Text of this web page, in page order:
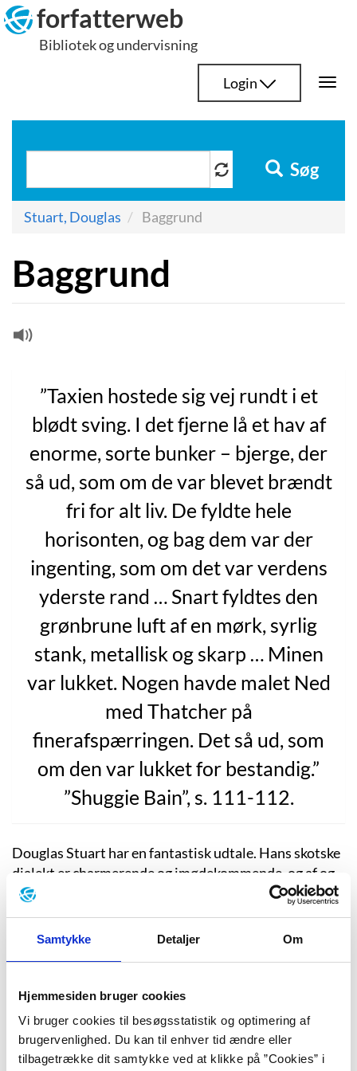
Samtykke Detaljer Om
Hjemmesiden bruger cookies
Vi bruger cookies til besøgsstatistik og optimering af
brugervenlighed. Du kan til enhver tid ændre eller
tilbagetrække dit samtykke ved at klikke på ”Cookies” i
Hop
til
indhold
forfatterweb
Bibliotek og undervisning
Login
Søg
Stuart, Douglas Baggrund
Baggrund
”Taxien hostede sig vej rundt i et
blødt sving. I det fjerne lå et hav af
enorme, sorte bunker – bjerge, der
så ud, som om de var blevet brændt
fri for alt liv. De fyldte hele
horisonten, og bag dem var der
ingenting, som om det var verdens
yderste rand … Snart fyldtes den
grønbrune luft af en mørk, syrlig
stank, metallisk og skarp … Minen
var lukket. Nogen havde malet Ned
med Thatcher på
finerafspærringen. Det så ud, som
om den var lukket for bestandig.”
”Shuggie Bain”, s. 111-112.
Douglas Stuart har en fantastisk udtale. Hans skotske
dialekt er charmerende og imødekommende, og af og
til røber et ord, hvor han har boet det meste af sit liv.
dialekt, der siger
laaargeog vil fremad. Det er svært at
der er forfatteren bag bestselleren og
Bookerprisvinderen ”Shuggie Bain” og senere ”Unge
Mungo”.
Stuart er født i 1976 i Sighthill, en af Glasgows fattige